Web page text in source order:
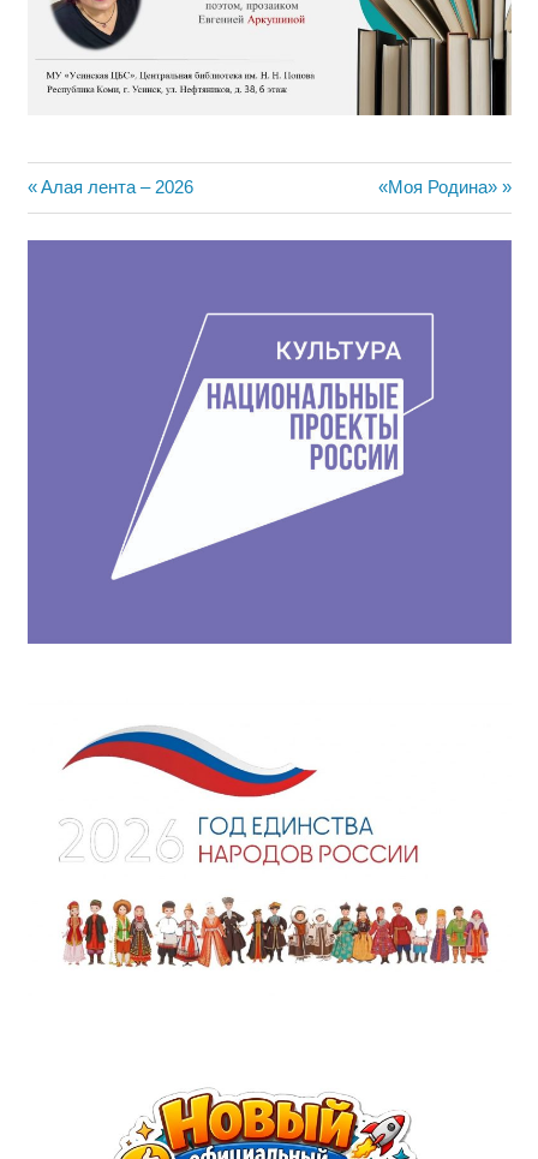
Навигация
по
Предыдущая
запись:
Алая лента – 2026
Следующая
запись:
«Моя Родина»